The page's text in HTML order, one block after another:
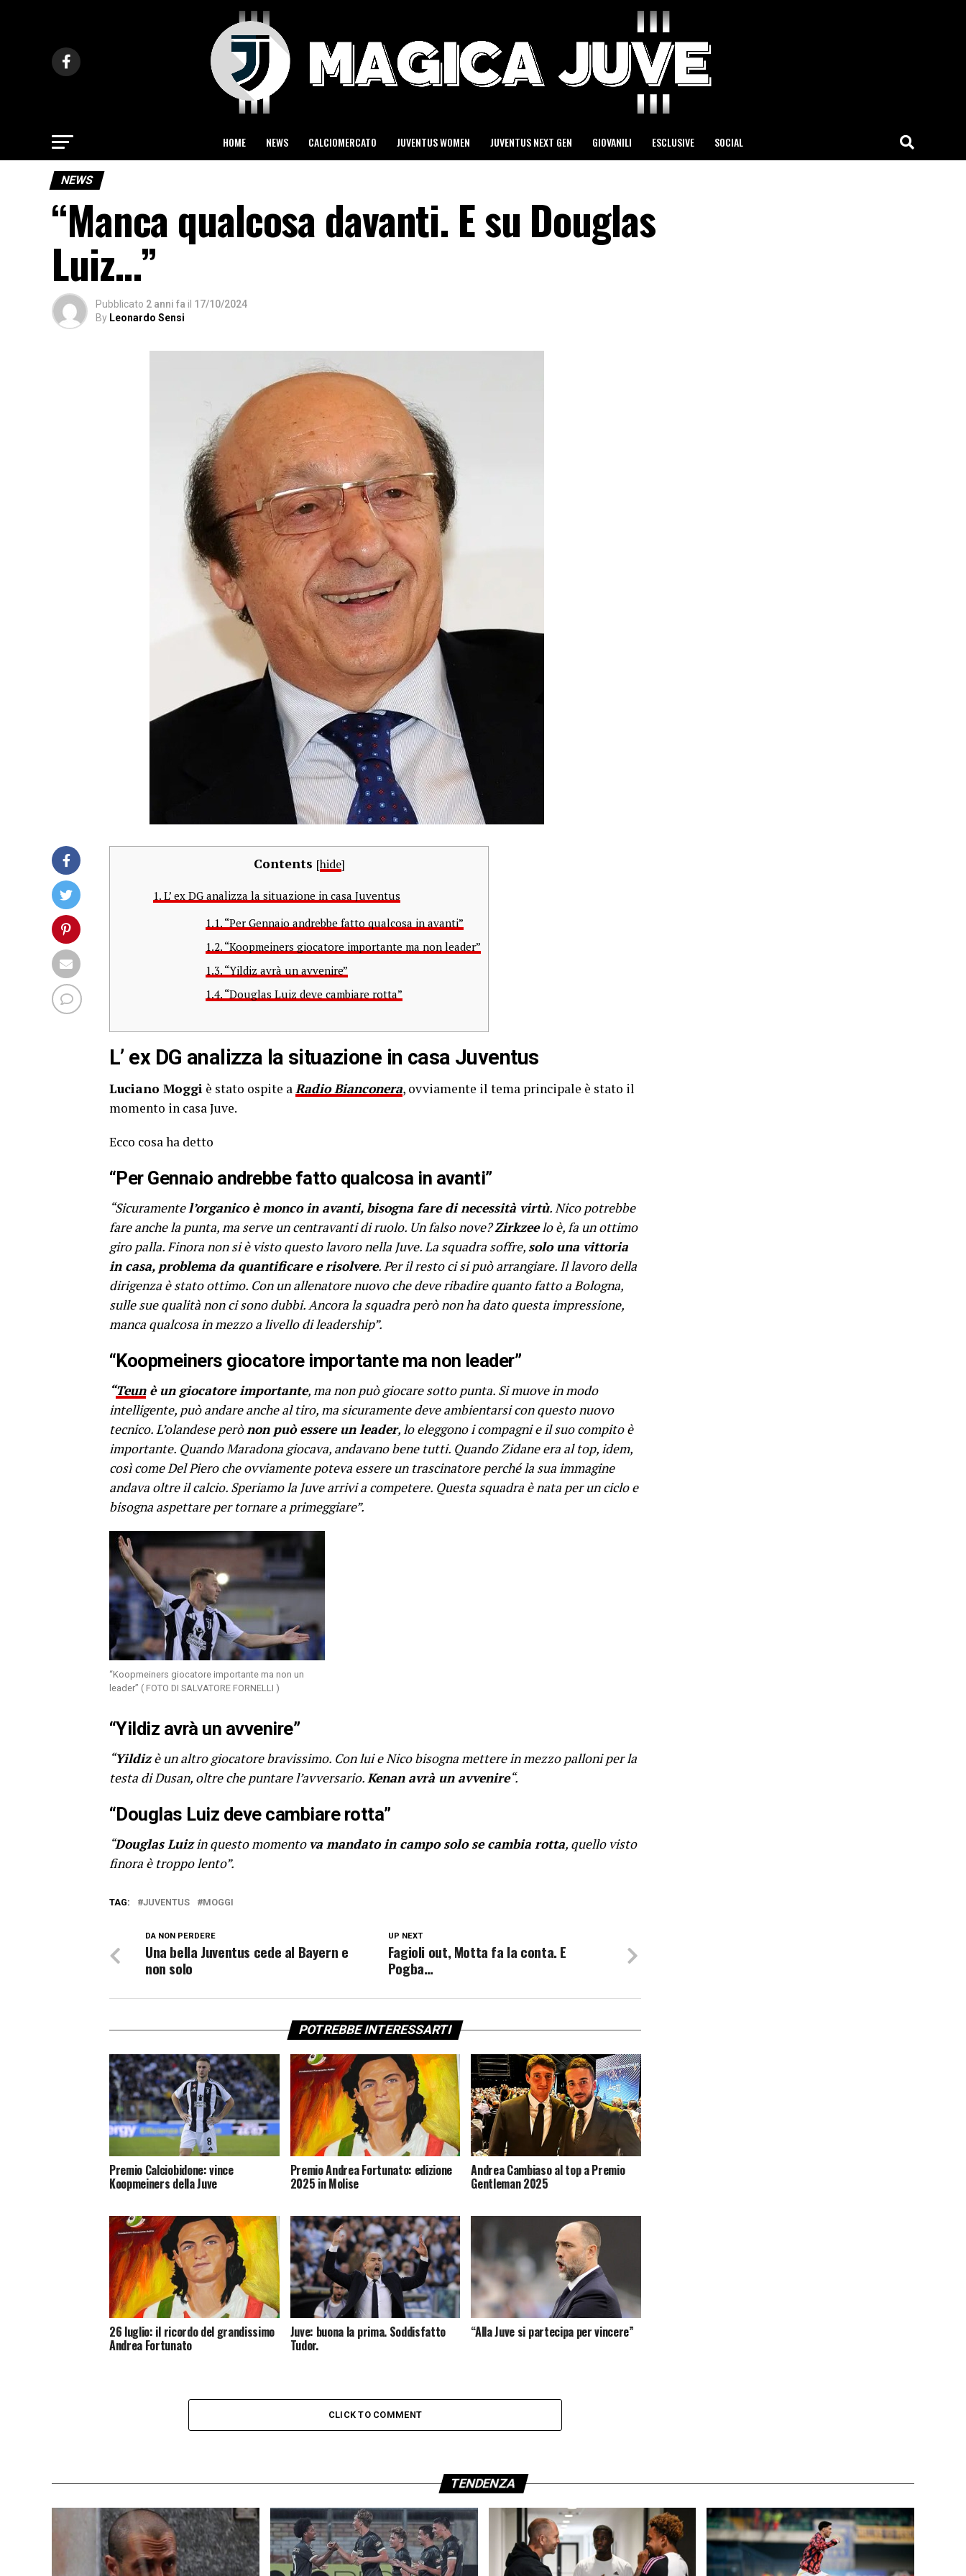
HOME NEWS CALCIOMERCATO JUVENTUS WOMEN JUVENTUS NEXT GEN GIOVANILI ESCLUSIVE SOCIAL
NEWS
“Manca qualcosa davanti. E su Douglas
Luiz…”
Pubblicato 2 anni fa il 17/10/2024
By Leonardo Sensi
Contents [hide]
1. L’ ex DG analizza la situazione in casa Juventus
1.1.“Per Gennaio andrebbe fatto qualcosa in avanti”
1.2.“Koopmeiners giocatore importante ma non leader”
1.3.“Yildiz avrà un avvenire”
1.4.“Douglas Luiz deve cambiare rotta”
L’ ex DG analizza la situazione in casa Juventus
Luciano Moggi è stato ospite aRadio Bianconera, ovviamente il tema principale è stato il
momento in casa Juve.
Ecco cosa ha detto
“Per Gennaio andrebbe fatto qualcosa in avanti”
“Sicuramentel’organico è monco in avanti, bisogna fare di necessità virtù. Nico potrebbe
fare anche la punta, ma serve un centravanti di ruolo. Un falso nove?Zirkzeelo è, fa un ottimo
giro palla. Finora non si è visto questo lavoro nella Juve. La squadra soffre,solo una vittoria
in casa, problema da quantificare e risolvere. Per il resto ci si può arrangiare. Il lavoro della
dirigenza è stato ottimo. Con un allenatore nuovo che deve ribadire quanto fatto a Bologna,
sulle sue qualità non ci sono dubbi. Ancora la squadra però non ha dato questa impressione,
manca qualcosa in mezzo a livello di leadership”.
“Koopmeiners giocatore importante ma non leader”
“Teunè un giocatore importante, ma non può giocare sotto punta. Si muove in modo
intelligente, può andare anche al tiro, ma sicuramente deve ambientarsi con questo nuovo
tecnico. L’olandese perònon può essere un leader, lo eleggono i compagni e il suo compito è
importante. Quando Maradona giocava, andavano bene tutti. Quando Zidane era al top, idem,
così come Del Piero che ovviamente poteva essere un trascinatore perché la sua immagine
andava oltre il calcio. Speriamo la Juve arrivi a competere. Questa squadra è nata per un ciclo e
bisogna aspettare per tornare a primeggiare”.
“Koopmeiners giocatore importante ma non un
leader” ( FOTO DI SALVATORE FORNELLI )
“Yildiz avrà un avvenire”
“Yildizè un altro giocatore bravissimo. Con lui e Nico bisogna mettere in mezzo palloni per la
testa di Dusan, oltre che puntare l’avversario.Kenan avrà un avvenire“.
“Douglas Luiz deve cambiare rotta”
“Douglas Luizin questo momento va mandato in campo solo se cambia rotta, quello visto
finora è troppo lento”.
TAG: JUVENTUS MOGGI
UP NEXT
Fagioli out, Motta fa la conta. E
Pogba…
DA NON PERDERE
Una bella Juventus cede al Bayern e
non solo
POTREBBE INTERESSARTI
Premio Calciobidone: vince
Koopmeiners della Juve
Premio Andrea Fortunato: edizione
2025 in Molise
Andrea Cambiaso al top a Premio
Gentleman 2025
26 luglio: il ricordo del grandissimo
Andrea Fortunato
Juve: buona la prima. Soddisfatto
Tudor.
“Alla Juve si partecipa per vincere”
CLICK TO COMMENT
TENDENZA